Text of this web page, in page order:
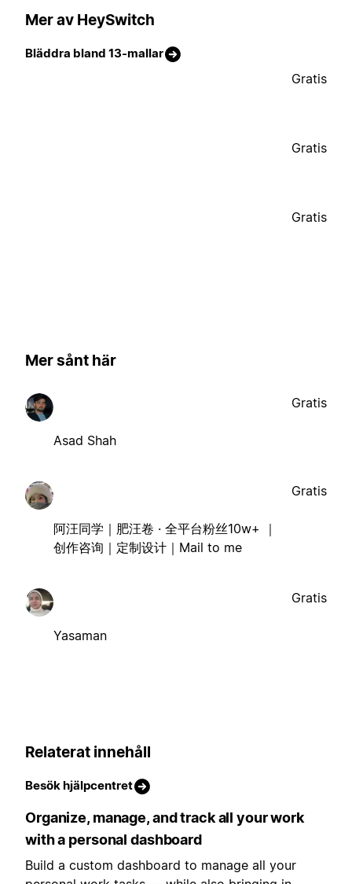
Mer av HeySwitch
Bläddra bland 13-mallar
Gratis
Gratis
Gratis
Mer sånt här
Asad Shah
Gratis
阿汪同学｜肥汪卷 · 全平台粉丝10w+ ｜
创作咨询｜定制设计｜Mail to me
Gratis
Yasaman
Gratis
Relaterat innehåll
Besök hjälpcentret
Organize, manage, and track all your work
with a personal dashboard
Build a custom dashboard to manage all your